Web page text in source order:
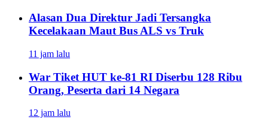
Alasan Dua Direktur Jadi Tersangka
Kecelakaan Maut Bus ALS vs Truk
11 jam lalu
War Tiket HUT ke-81 RI Diserbu 128 Ribu
Orang, Peserta dari 14 Negara
12 jam lalu